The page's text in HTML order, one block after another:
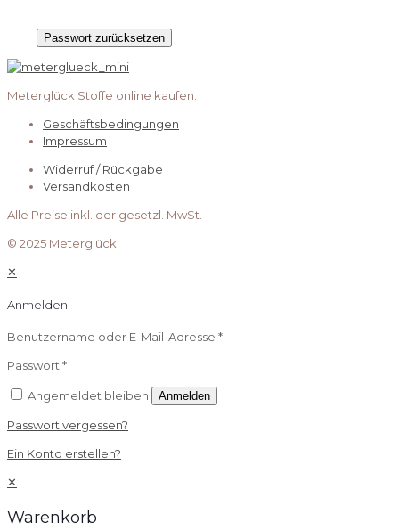
Passwort zurücksetzen
Meterglück Stoffe online kaufen.
Geschäftsbedingungen
Impressum
Widerruf / Rückgabe
Versandkosten
Alle Preise inkl. der gesetzl. MwSt.
© 2025 Meterglück
✕
Anmelden
Benutzername oder E-Mail-Adresse *
Passwort *
Angemeldet bleiben Anmelden
Passwort vergessen?
Ein Konto erstellen?
✕
Warenkorb